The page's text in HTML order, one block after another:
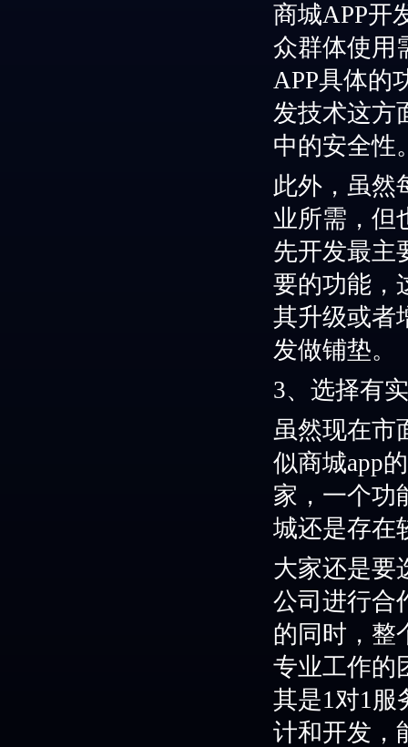
商城APP开
众群体使用
APP具体的
发技术这方
中的安全性
此外，虽然
业所需，但
先开发最主
要的功能，
其升级或者
发做铺垫。
3、 选择有
虽然现在市
似商城app的
家， 一个功
城还是存在
大家还是要
公司进行合
的同时， 整
专业工作的
其是1对1服
计和开发，